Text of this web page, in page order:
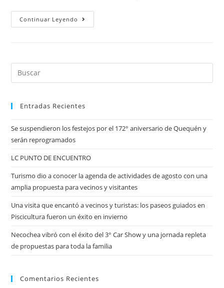
Continuar Leyendo
Entradas Recientes
Se suspendieron los festejos por el 172° aniversario de Quequén y
serán reprogramados
LC PUNTO DE ENCUENTRO
Turismo dio a conocer la agenda de actividades de agosto con una
amplia propuesta para vecinos y visitantes
Una visita que encantó a vecinos y turistas: los paseos guiados en
Piscicultura fueron un éxito en invierno
Necochea vibró con el éxito del 3° Car Show y una jornada repleta
de propuestas para toda la familia
Comentarios Recientes